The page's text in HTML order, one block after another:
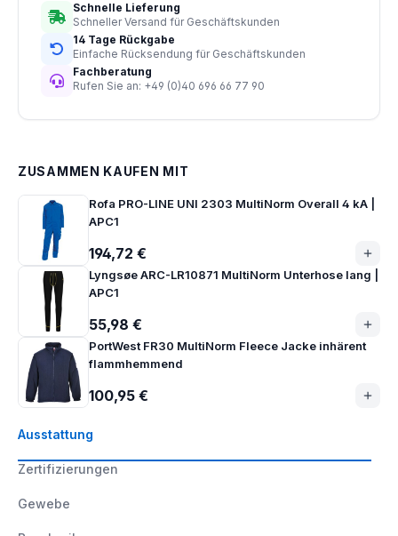
Ausstattung
Zertifizierungen
Gewebe
Schnelle Lieferung
Schneller Versand für Geschäftskunden
14 Tage Rückgabe
Einfache Rücksendung für Geschäftskunden
Fachberatung
Rufen Sie an: +49 (0)40 696 66 77 90
ZUSAMMEN KAUFEN MIT
Rofa PRO-LINE UNI 2303 MultiNorm Overall 4 kA |
APC1
194,72 €
Lyngsøe ARC-LR10871 MultiNorm Unterhose lang |
APC1
55,98 €
PortWest FR30 MultiNorm Fleece Jacke inhärent
flammhemmend
100,95 €